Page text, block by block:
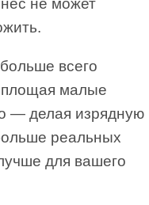
не может
всего
малые
— делая изрядную
реальных
для вашего